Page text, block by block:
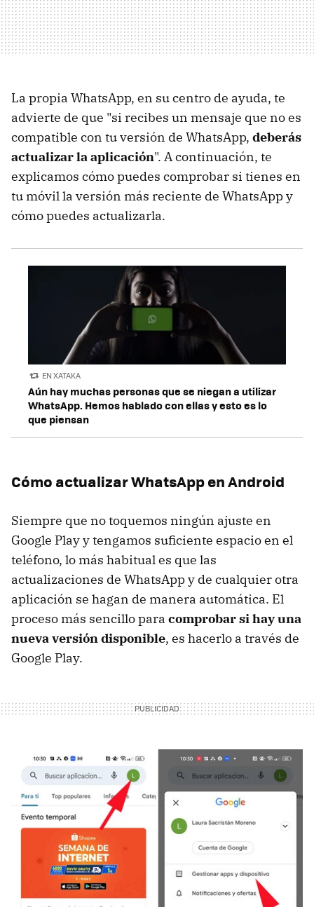
La propia WhatsApp, en su centro de ayuda, te
advierte de que "si recibes un mensaje que no es
compatible con tu versión de WhatsApp, deberás
actualizar la aplicación". A continuación, te
explicamos cómo puedes comprobar si tienes en
tu móvil la versión más reciente de WhatsApp y
cómo puedes actualizarla.
EN XATAKA
Aún hay muchas personas que se niegan a utilizar
WhatsApp. Hemos hablado con ellas y esto es lo
que piensan
Cómo actualizar WhatsApp en Android
Siempre que no toquemos ningún ajuste en
Google Play y tengamos suficiente espacio en el
teléfono, lo más habitual es que las
actualizaciones de WhatsApp y de cualquier otra
aplicación se hagan de manera automática. El
proceso más sencillo para comprobar si hay una
nueva versión disponible, es hacerlo a través de
Google Play.